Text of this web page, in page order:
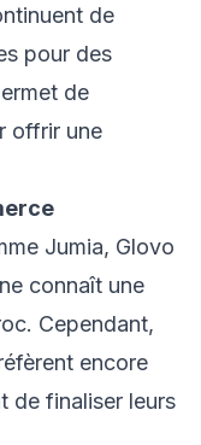
de
pour des
de
offrir une
Jumia, Glovo
connaît une
Cependant,
encore
de finaliser leurs